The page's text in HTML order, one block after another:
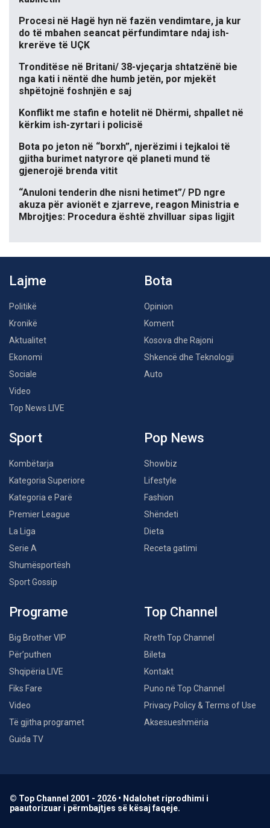
Procesi në Hagë hyn në fazën vendimtare, ja kur
do të mbahen seancat përfundimtare ndaj ish-
krerëve të UÇK
Tronditëse në Britani/ 38-vjeçarja shtatzënë bie
nga kati i nëntë dhe humb jetën, por mjekët
shpëtojnë foshnjën e saj
Konflikt me stafin e hotelit në Dhërmi, shpallet në
kërkim ish-zyrtari i policisë
Bota po jeton në “borxh”, njerëzimi i tejkaloi të
gjitha burimet natyrore që planeti mund të
gjenerojë brenda vitit
“Anuloni tenderin dhe nisni hetimet”/ PD ngre
akuza për avionët e zjarreve, reagon Ministria e
Mbrojtjes: Procedura është zhvilluar sipas ligjit
Lajme
Politikë
Kronikë
Aktualitet
Ekonomi
Sociale
Video
Top News LIVE
Bota
Opinion
Koment
Kosova dhe Rajoni
Shkencë dhe Teknologji
Auto
Sport
Kombëtarja
Kategoria Superiore
Kategoria e Parë
Premier League
La Liga
Serie A
Shumësportësh
Sport Gossip
Pop News
Showbiz
Lifestyle
Fashion
Shëndeti
Dieta
Receta gatimi
Programe
Big Brother VIP
Për’puthen
Shqipëria LIVE
Fiks Fare
Video
Të gjitha programet
Guida TV
Top Channel
Rreth Top Channel
Bileta
Kontakt
Puno në Top Channel
Privacy Policy & Terms of Use
Aksesueshmëria
© Top Channel 2001 - 2026 • Ndalohet riprodhimi i
paautorizuar i përmbajtjes së kësaj faqeje.